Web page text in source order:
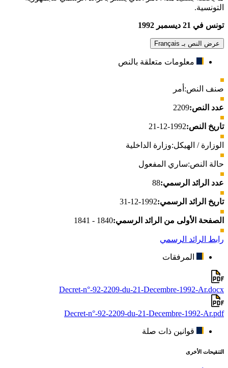
التونسية.
تونس في 21 ديسمبر 1992
عرض النص بـ Français
معلومات متعلقة بالنص
صنف النص: أمر
عدد النص:2209
تاريخ النص:1992-12-21
الوزارة / الهيكل:وزارة الداخلية
حالة النص:ساري المفعول
عدد الرائد الرسمي:88
تاريخ الرائد الرسمي:1992-12-31
الصفحة الأولى من الرائد الرسمي:1840 - 1841
رابط الرائد الرسمي
المرفقات
Decret-n°-92-2209-du-21-Decembre-1992-Ar.docx
Decret-n°-92-2209-du-21-Decembre-1992-Ar.pdf
قوانين ذات صلة
التنقيحات الأخرى